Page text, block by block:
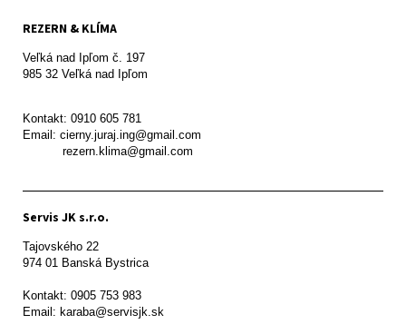
REZERN & KLÍMA
Veľká nad Ipľom č. 197
985 32 Veľká nad Ipľom
Kontakt: 0910 605 781
Email: cierny.juraj.ing@gmail.com
           rezern.klima@gmail.com
Servis JK s.r.o.
Tajovského 22
974 01 Banská Bystrica
Kontakt: 0905 753 983
Email: karaba@servisjk.sk